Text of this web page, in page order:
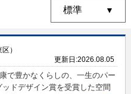
）
更新日:2026.08.05
で豊かなくらしの、一生のパー
ドデザイン賞を受賞した空間